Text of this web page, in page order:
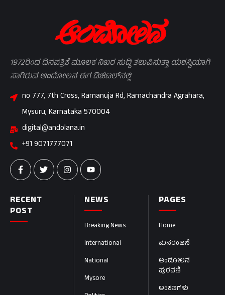
PAGES
Home
ಮನರಂಜನೆ
ಆಂದೋಲನ
ಪುರವಣಿ
ಅಂಕಣಗಳು
NEWS
Breaking News
International
National
Mysore
RECENT
POST
1972ರಿಂದ ದಿನಪತ್ರಿಕೆ ಮೂಲಕ ನಿಖರ ಸುದ್ದಿ ತಲುಪಿಸುತ್ತಾ ಯಶಸ್ವಿಯಾಗಿ
ಸಾಗಿರುವ ಆಂದೋಲನ ಈಗ ಡಿಜಿಟಲ್‌ನಲ್ಲಿ
no 777, 7th Cross, Ramanuja Rd, Ramachandra Agrahara,
Mysuru, Karnataka 570004
digital@andolana.in
+91 9071777071